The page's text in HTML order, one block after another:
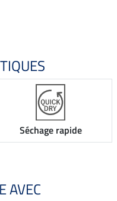
Séchage rapide
AVEC